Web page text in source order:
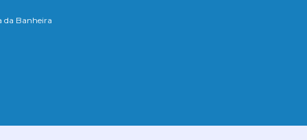
da Banheira